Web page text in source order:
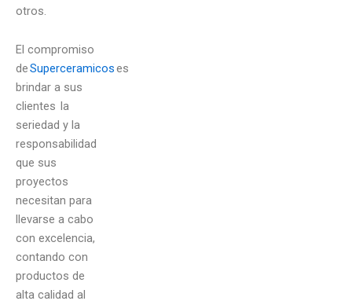
otros.
El compromiso
deSuperceramicoses
brindar a sus
clientes la
seriedad y la
responsabilidad
que sus
proyectos
necesitan para
llevarse a cabo
con excelencia,
contando con
productos de
alta calidad al